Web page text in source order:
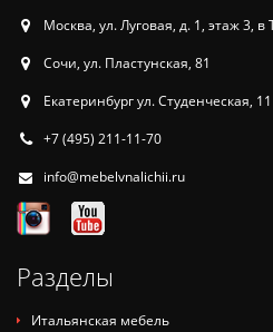
Москва, ул. Луговая, д. 1, этаж 3,
Сочи, ул. Пластунская, 81
Екатеринбург ул. Студенческая, 11
+7 (495) 211-11-70
info@mebelvnalichii.ru
Разделы
Итальянская мебель